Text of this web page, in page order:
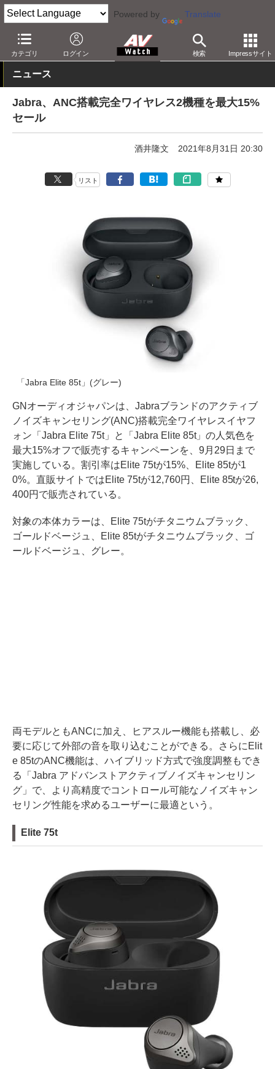
Powered by Translate
カテゴリ ログイン 検索 Impressサイト
AV Watch 動向 ショップ セール
ニュース
Jabra、ANC搭載完全ワイヤレス2機種を最大15%
セール
酒井隆文 2021年8月31日 20:30
リスト
「Jabra Elite 85t」(グレー)
GNオーディオジャパンは、Jabraブランドのアクティブ
ノイズキャンセリング(ANC)搭載完全ワイヤレスイヤフ
ォン「Jabra Elite 75t」と「Jabra Elite 85t」の人気色を
最大15%オフで販売するキャンペーンを、9月29日まで
実施している。割引率はElite 75tが15%、Elite 85tが1
0%。直販サイトではElite 75tが12,760円、Elite 85tが26,
400円で販売されている。
対象の本体カラーは、Elite 75tがチタニウムブラック、
ゴールドベージュ、Elite 85tがチタニウムブラック、ゴ
ールドベージュ、グレー。
両モデルともANCに加え、ヒアスルー機能も搭載し、必
要に応じて外部の音を取り込むことができる。さらにElit
e 85tのANC機能は、ハイブリッド方式で強度調整もでき
る「Jabra アドバンストアクティブノイズキャンセリン
グ」で、より高精度でコントロール可能なノイズキャン
セリング性能を求めるユーザーに最適という。
Elite 75t